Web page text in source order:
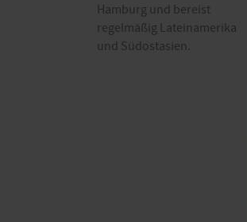
Hamburg und bereist
regelmäßig Lateinamerika
und Südostasien.